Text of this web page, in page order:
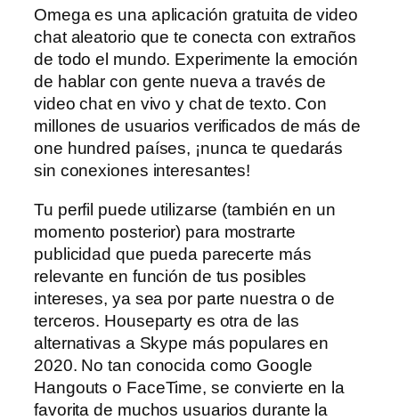
Omega es una aplicación gratuita de video
chat aleatorio que te conecta con extraños
de todo el mundo. Experimente la emoción
de hablar con gente nueva a través de
video chat en vivo y chat de texto. Con
millones de usuarios verificados de más de
one hundred países, ¡nunca te quedarás
sin conexiones interesantes!
Tu perfil puede utilizarse (también en un
momento posterior) para mostrarte
publicidad que pueda parecerte más
relevante en función de tus posibles
intereses, ya sea por parte nuestra o de
terceros. Houseparty es otra de las
alternativas a Skype más populares en
2020. No tan conocida como Google
Hangouts o FaceTime, se convierte en la
favorita de muchos usuarios durante la